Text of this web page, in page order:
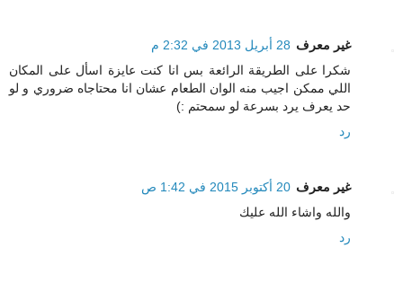
غير معرف 28 أبريل 2013 في 2:32 م
شكرا على الطريقة الرائعة بس انا كنت عايزة اسأل على المكان
اللي ممكن اجيب منه الوان الطعام عشان انا محتاجاه ضروري و لو
حد يعرف يرد بسرعة لو سمحتم :)
رد
غير معرف 20 أكتوبر 2015 في 1:42 ص
والله واشاء الله عليك
رد